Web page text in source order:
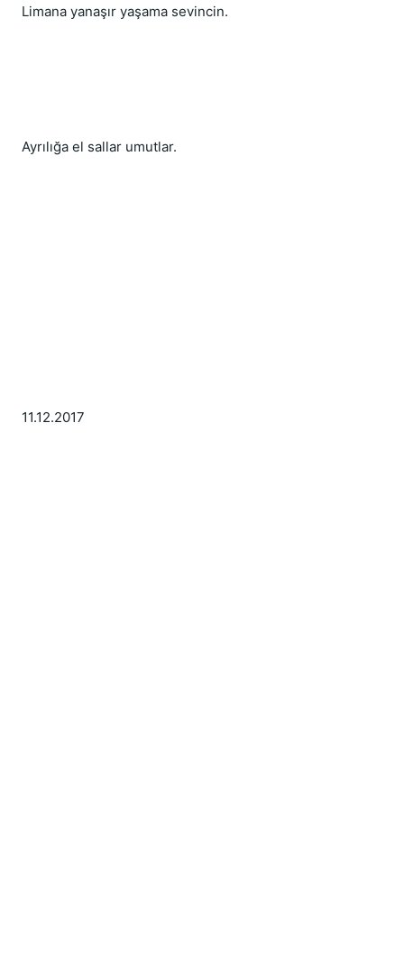
Limana yanaşır yaşama sevincin.
Ayrılığa el sallar umutlar.
11.12.2017